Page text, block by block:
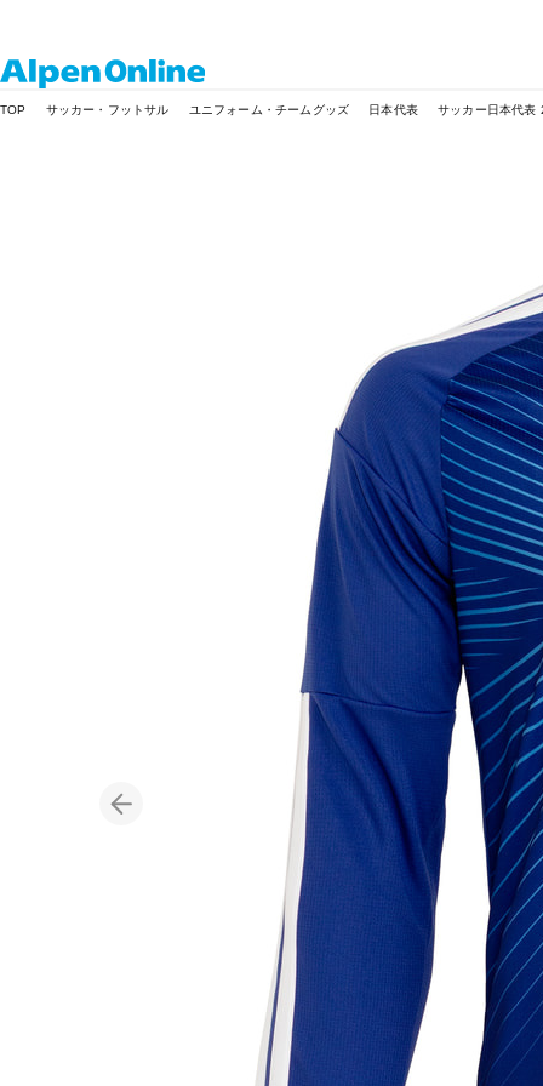
Online
TOP サッカー・フットサル ユニフォーム・チームグッズ 日本代表 サッカー日本代表